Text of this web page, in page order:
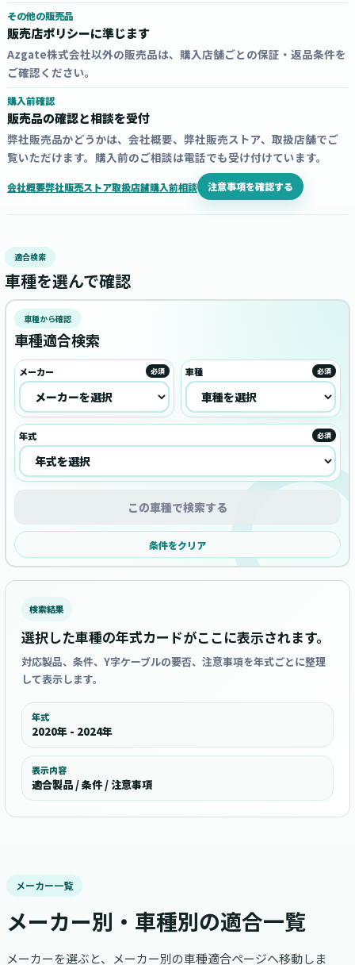
その他の販売品
販売店ポリシーに準じます
Azgate株式会社以外の販売品は、購入店舗ごとの保証・返品条件を
ご確認ください。
購入前確認
販売品の確認と相談を受付
弊社販売品かどうかは、会社概要、弊社販売ストア、取扱店舗でご
覧いただけます。購入前のご相談は電話でも受け付けています。
会社概要弊社販売ストア取扱店舗購入前相談 注意事項を確認する
適合検索
車種を選んで確認
車種から確認
車種適合検索
メーカー 必須 車種 必須
年式 必須
この車種で検索する
条件をクリア
検索結果
選択した車種の年式カードがここに表示されます。
対応製品、条件、Y字ケーブルの要否、注意事項を年式ごとに整理
して表示します。
年式
2020年 - 2024年
表示内容
適合製品 / 条件 / 注意事項
メーカー一覧
メーカー別・車種別の適合一覧
メーカーを選ぶと、メーカー別の車種適合ページへ移動しま